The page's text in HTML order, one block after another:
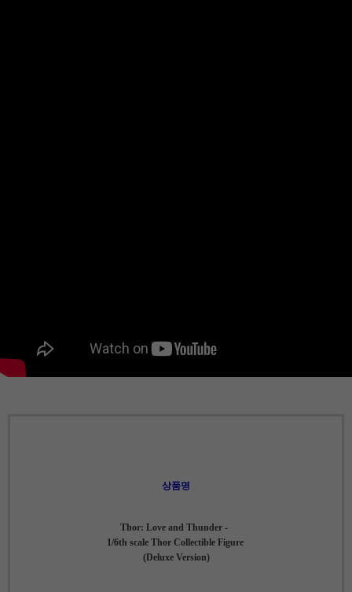
상품명
Thor: Love and Thunder -
1/6th scale Thor Collectible Figure
(Deluxe Version)